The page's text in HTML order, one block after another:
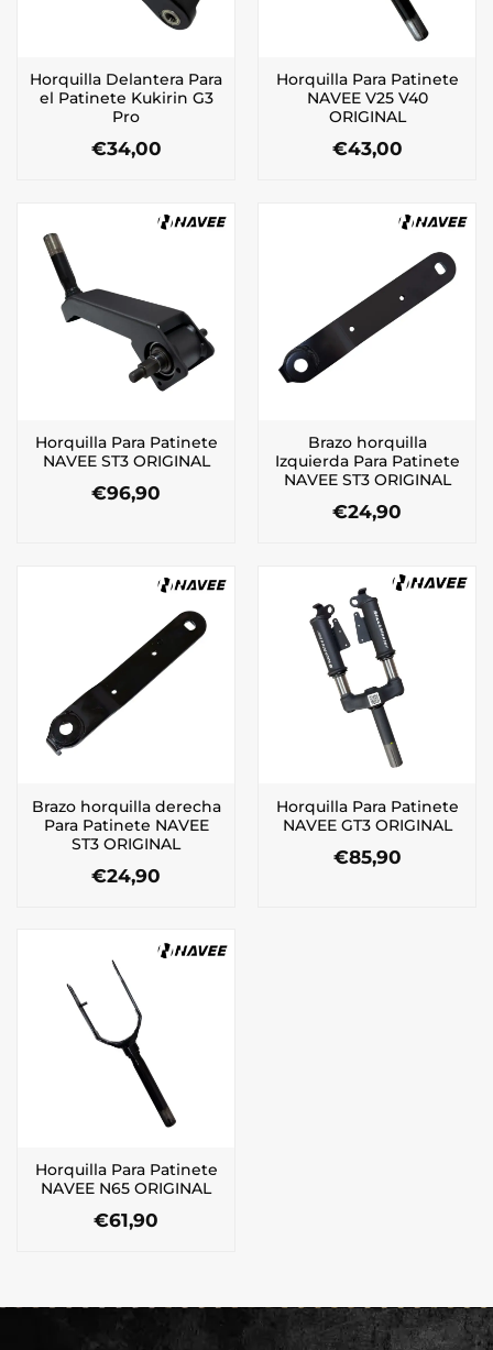
Horquilla Delantera Para
el Patinete Kukirin G3
Pro
€34,00
Horquilla Para Patinete
NAVEE V25 V40
ORIGINAL
€43,00
Horquilla Para Patinete
NAVEE ST3 ORIGINAL
€96,90
Brazo horquilla
Izquierda Para Patinete
NAVEE ST3 ORIGINAL
€24,90
Brazo horquilla derecha
Para Patinete NAVEE
ST3 ORIGINAL
€24,90
Horquilla Para Patinete
NAVEE GT3 ORIGINAL
€85,90
Horquilla Para Patinete
NAVEE N65 ORIGINAL
€61,90